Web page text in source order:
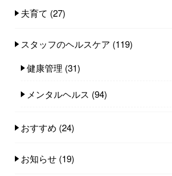
夫育て (27)
スタッフのヘルスケア (119)
健康管理 (31)
メンタルヘルス (94)
おすすめ (24)
お知らせ (19)